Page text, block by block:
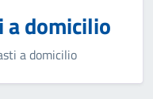
a domicilio
a domicilio